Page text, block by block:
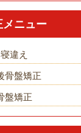
メニュー
寝違え
骨盤矯正
盤矯正